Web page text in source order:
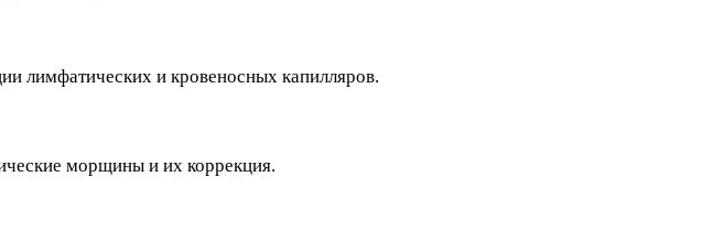
лимфатических и кровеносных капилляров.
морщины и их коррекция.